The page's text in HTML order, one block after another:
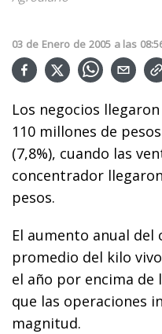
03 de Enero de 2005 a las
Los negocios
110 millones de
(7,8%), cuando las
concentrador
pesos.
El aumento anual
promedio del kilo
el año por encima
que las operaciones
magnitud.